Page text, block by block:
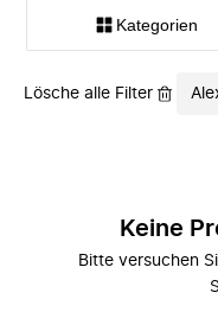
Kategorien
Lösche alle Filter
Keine
Bitte versuchen